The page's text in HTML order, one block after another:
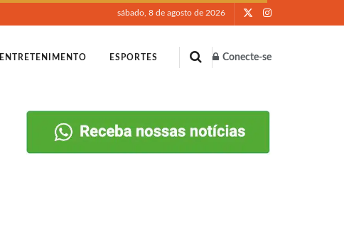
sábado, 8 de agosto de 2026
ENTRETENIMENTO ESPORTES Conecte-se